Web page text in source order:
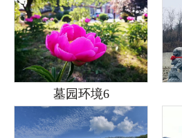
墓园环境6